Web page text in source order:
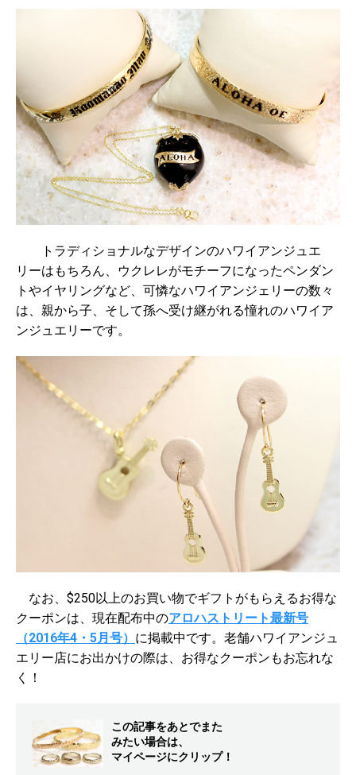
トラディショナルなデザインのハワイアンジュエ
リーはもちろん、ウクレレがモチーフになったペンダン
トやイヤリングなど、可憐なハワイアンジェリーの数々
は、親から子、そして孫へ受け継がれる憧れのハワイア
ンジュエリーです。
なお、$250以上のお買い物でギフトがもらえるお得な
クーポンは、現在配布中のアロハストリート最新号
（2016年4・5月号） に掲載中です。老舗ハワイアンジュ
エリー店にお出かけの際は、お得なクーポンもお忘れな
く！
この記事をあとでまた
みたい場合は、
マイページにクリップ！